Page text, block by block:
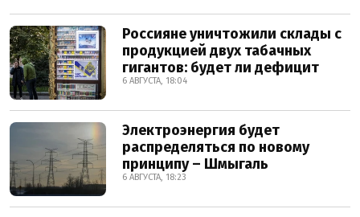
Россияне уничтожили склады с
продукцией двух табачных
гигантов: будет ли дефицит
6 АВГУСТА, 18:04
Электроэнергия будет
распределяться по новому
принципу – Шмыгаль
6 АВГУСТА, 18:23